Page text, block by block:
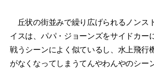
丘状の街並みで繰り広げられるノンス
イスは、パパ・ジョーンズをサイドカー
戦うシーンによく似ているし、水上飛行
がなくなってしまうてんやわんやのシー